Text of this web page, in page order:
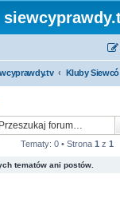
Tematy: 0 • Strona 1 z 1
tematów ani postów.